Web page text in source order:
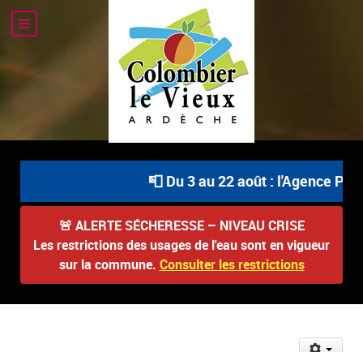
📮 Du 3 au 22 août : l'Agence
🚨 ALERTE SÉCHERESSE – NIVEAU CRISE
Les restrictions des usages de l'eau sont en vigueur
sur la commune. Consulter les restrictions